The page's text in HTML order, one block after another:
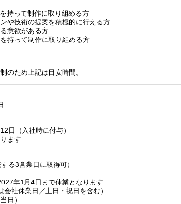
持って制作に取り組める方
や技術の提案を積極的に行える方
意欲がある方
持って制作に取り組める方
のため上記は目安時間。
日（入社時に付与）
ます
る3営業日に取得可）
年1月4日まで休業となります
社休業日／土日・祝日を含む）
日）